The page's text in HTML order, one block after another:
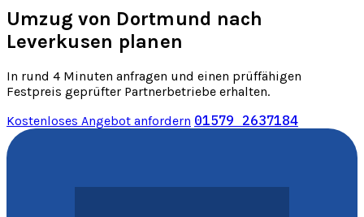
Umzug von Dortmund nach
Leverkusen planen
In rund 4 Minuten anfragen und einen prüffähigen
Festpreis geprüfter Partnerbetriebe erhalten.
Kostenloses Angebot anfordern 01579 2637184